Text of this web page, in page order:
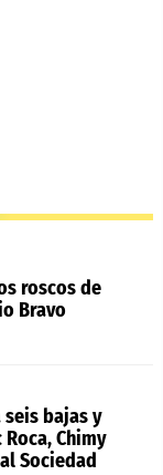
roscos de
Bravo
bajas y
Chimy
Sociedad